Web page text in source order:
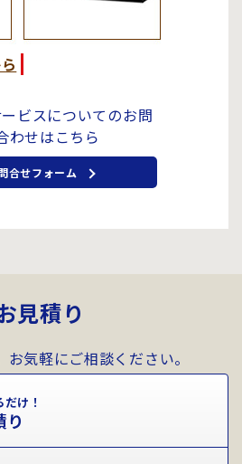
ビスについてのお問
わせはこちら
合せフォーム
見積り
気軽にご相談ください。
け！
り